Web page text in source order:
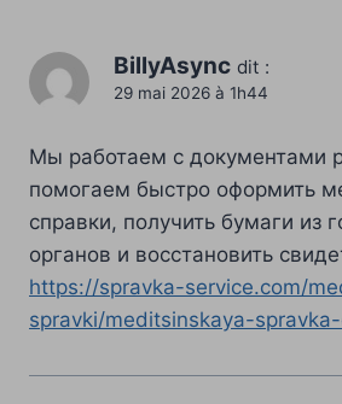
BillyAsync dit :
29 mai 2026 à 1h44
Мы работаем с документами
помогаем быстро оформить
справки, получить бумаги из
органов и восстановить
https://spravka-service.com/
spravki/meditsinskaya-